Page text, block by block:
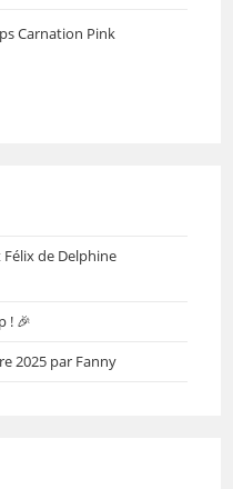
Carnation Pink
Félix de Delphine
! 🎉
2025 par Fanny